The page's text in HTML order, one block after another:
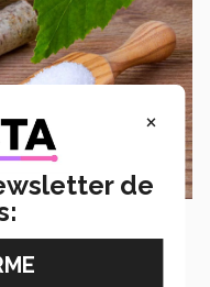
del azúcar
del árbol de abedul,
×
de